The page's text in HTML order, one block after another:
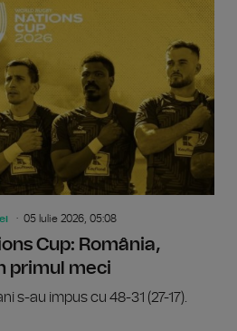
05 Iulie 2026, 05:08
Cup: România,
primul meci
s-au impus cu 48-31 (27-17).